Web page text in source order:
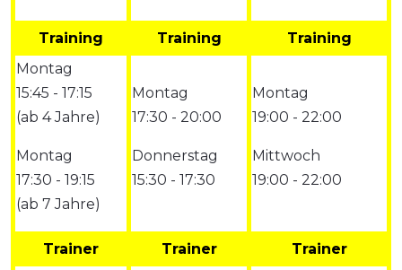
Training Training
Training
Montag
15:45 - 17:15
(ab 4 Jahre)
Montag
17:30 - 19:15
(ab 7 Jahre)
Montag
17:30 - 20:00
Donnerstag
15:30 - 17:30
Montag
19:00 - 22:00
Mittwoch
19:00 - 22:00
Trainer Trainer Trainer